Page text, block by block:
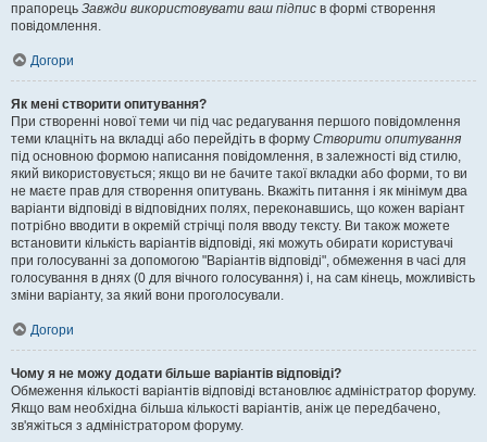
прапорець Завжди використовувати ваш підпис в формі створення
повідомлення.
Догори
Як мені створити опитування?
При створенні нової теми чи під час редагування першого повідомлення
теми клацніть на вкладці або перейдіть в форму Створити опитування
під основною формою написання повідомлення, в залежності від стилю,
який використовується; якщо ви не бачите такої вкладки або форми, то ви
не маєте прав для створення опитувань. Вкажіть питання і як мінімум два
варіанти відповіді в відповідних полях, переконавшись, що кожен варіант
потрібно вводити в окремій стрічці поля вводу тексту. Ви також можете
встановити кількість варіантів відповіді, які можуть обирати користувачі
при голосуванні за допомогою "Варіантів відповіді", обмеження в часі для
голосування в днях (0 для вічного голосування) і, на сам кінець, можливість
зміни варіанту, за який вони проголосували.
Догори
Чому я не можу додати більше варіантів відповіді?
Обмеження кількості варіантів відповіді встановлює адміністратор форуму.
Якщо вам необхідна більша кількості варіантів, аніж це передбачено,
зв'яжіться з адміністратором форуму.